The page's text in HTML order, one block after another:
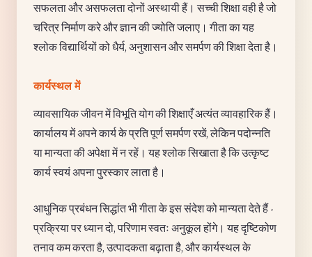
सफलता और असफलता दोनों अस्थायी हैं। सच्ची शिक्षा वही है जो
चरित्र निर्माण करे और ज्ञान की ज्योति जलाए। गीता का यह
श्लोक विद्यार्थियों को धैर्य, अनुशासन और समर्पण की शिक्षा देता है।
कार्यस्थल में
व्यावसायिक जीवन में विभूति योग की शिक्षाएँ अत्यंत व्यावहारिक हैं।
कार्यालय में अपने कार्य के प्रति पूर्ण समर्पण रखें, लेकिन पदोन्नति
या मान्यता की अपेक्षा में न रहें। यह श्लोक सिखाता है कि उत्कृष्ट
कार्य स्वयं अपना पुरस्कार लाता है।
आधुनिक प्रबंधन सिद्धांत भी गीता के इस संदेश को मान्यता देते हैं -
प्रक्रिया पर ध्यान दो, परिणाम स्वतः अनुकूल होंगे। यह दृष्टिकोण
तनाव कम करता है, उत्पादकता बढ़ाता है, और कार्यस्थल के